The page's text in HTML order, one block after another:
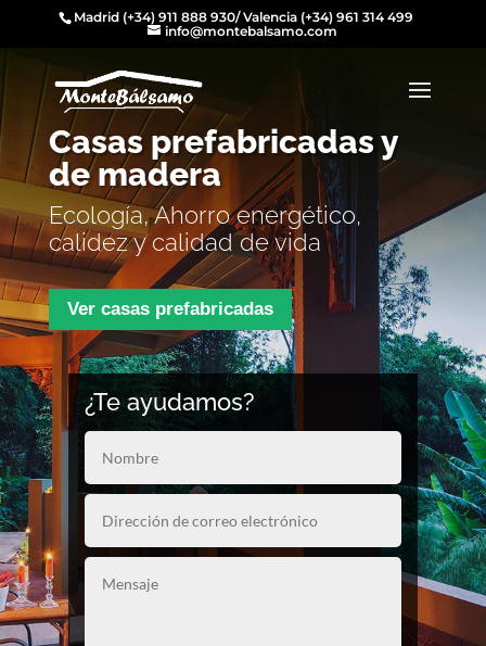
Madrid (+34) 911 888 930/ Valencia (+34) 961 314 499
info@montebalsamo.com
Casas prefabricadas y
de madera
Ecología, Ahorro energético,
calidez y calidad de vida
Ver casas prefabricadas
¿Te ayudamos?